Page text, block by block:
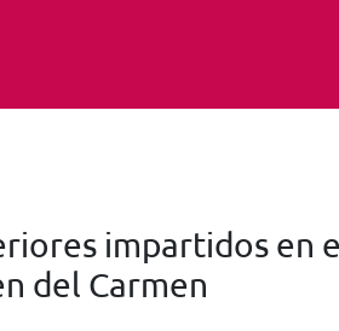
impartidos en
del Carmen